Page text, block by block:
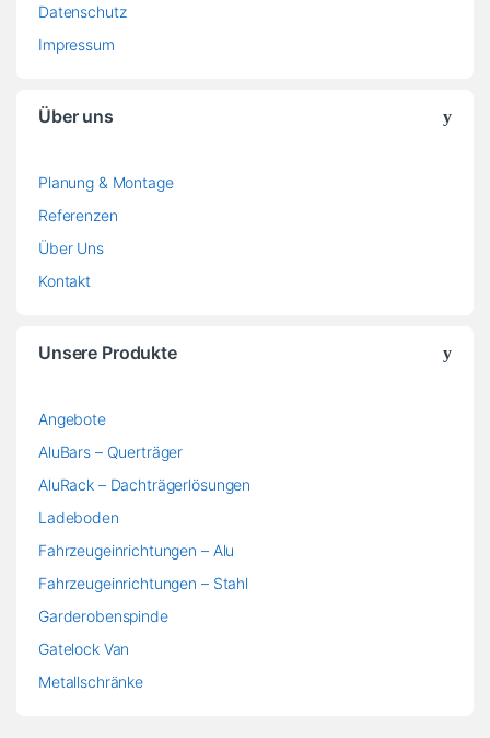
Datenschutz
Impressum
Über uns
Planung & Montage
Referenzen
Über Uns
Kontakt
Unsere Produkte
Angebote
AluBars – Querträger
AluRack – Dachträgerlösungen
Ladeboden
Fahrzeugeinrichtungen – Alu
Fahrzeugeinrichtungen – Stahl
Garderobenspinde
Gatelock Van
Metallschränke